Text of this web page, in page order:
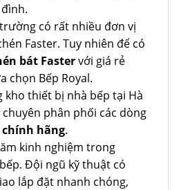
có rất nhiều đơn vị
Faster. Tuy nhiên để có
bát Fastervới giá rẻ
chọn Bếp Royal.
kho thiết bị nhà bếp tại Hà
chuyên phân phối các dòng
hãng.
kinh nghiệm trong
Đội ngũ kỹ thuật có
lắp đặt nhanh chóng,